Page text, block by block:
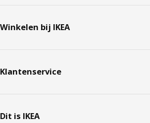
Winkelen bij IKEA
Klantenservice
Dit is IKEA